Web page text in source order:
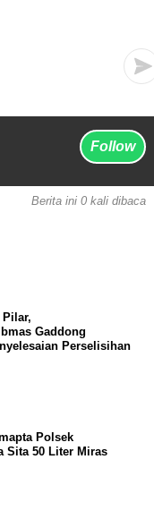
Follow
Berita ini 0 kali dibaca
Gaddong
Perselisihan
Polsek
Sita 50 Liter Miras